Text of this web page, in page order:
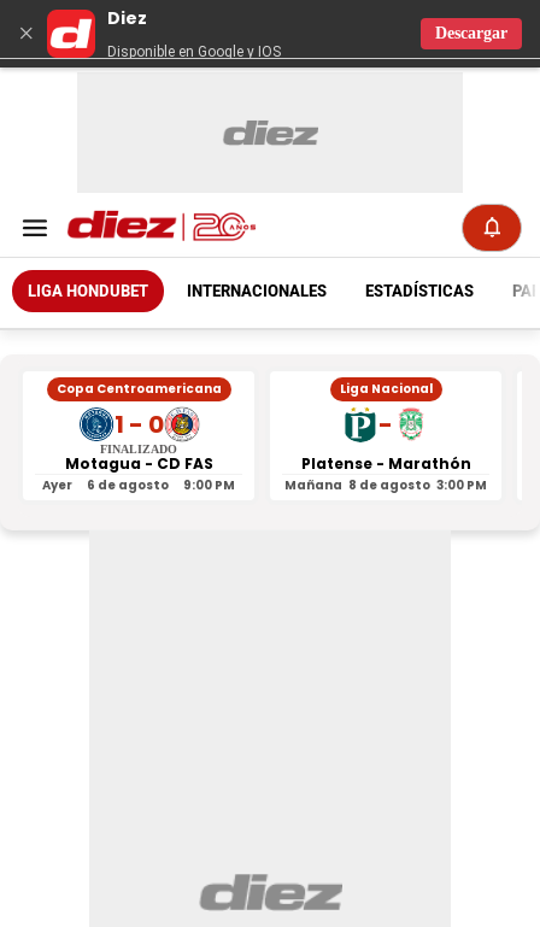
×
Diez
Disponible en Google y IOS
Descargar
LIGA HONDUBET INTERNACIONALES ESTADÍSTICAS
Copa Centroamericana
1 - 0
FINALIZADO
Motagua - CD FAS
Ayer 6 de agosto 9:00 PM
Liga Nacional
-
Platense - Marathón
Mañana 8 de agosto 3:00 PM